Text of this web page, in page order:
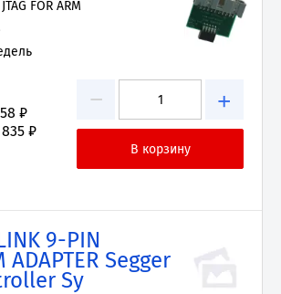
FOR ARM
− +
₽
835 ₽
9-PIN
ADAPTER Segger
Sy